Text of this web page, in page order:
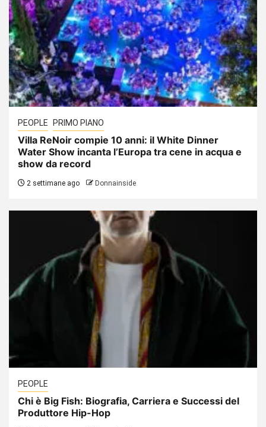
PEOPLE PRIMO PIANO
Villa ReNoir compie 10 anni: il White Dinner
Water Show incanta l’Europa tra cene in acqua e
show da record
2 settimane ago Donnainside
PEOPLE
Chi è Big Fish: Biografia, Carriera e Successi del
Produttore Hip-Hop